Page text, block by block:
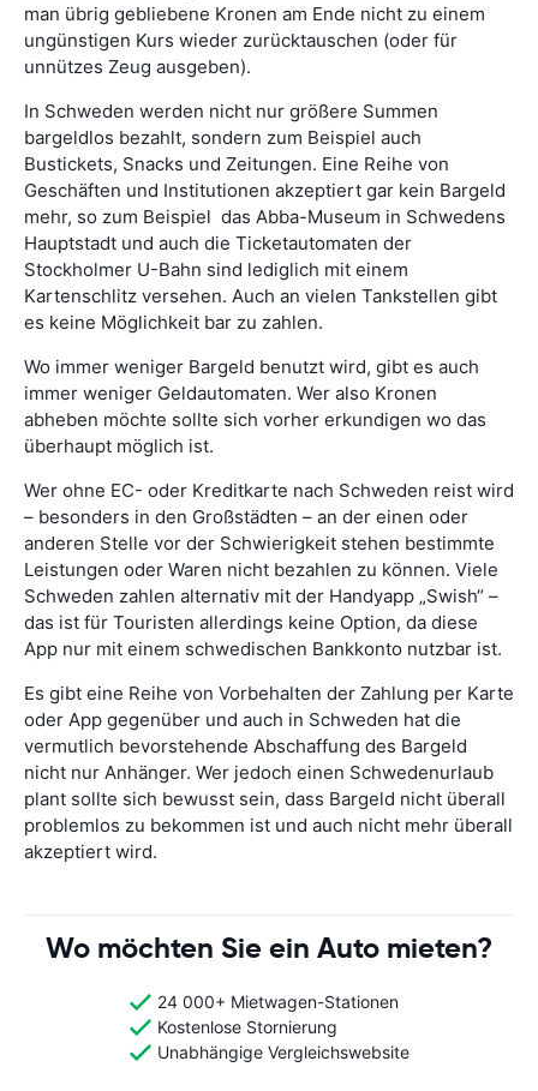
man übrig gebliebene Kronen am Ende nicht zu einem
ungünstigen Kurs wieder zurücktauschen (oder für
unnützes Zeug ausgeben).
In Schweden werden nicht nur größere Summen
bargeldlos bezahlt, sondern zum Beispiel auch
Bustickets, Snacks und Zeitungen. Eine Reihe von
Geschäften und Institutionen akzeptiert gar kein Bargeld
mehr, so zum Beispiel das Abba-Museum in Schwedens
Hauptstadt und auch die Ticketautomaten der
Stockholmer U-Bahn sind lediglich mit einem
Kartenschlitz versehen. Auch an vielen Tankstellen gibt
es keine Möglichkeit bar zu zahlen.
Wo immer weniger Bargeld benutzt wird, gibt es auch
immer weniger Geldautomaten. Wer also Kronen
abheben möchte sollte sich vorher erkundigen wo das
überhaupt möglich ist.
Wer ohne EC- oder Kreditkarte nach Schweden reist wird
– besonders in den Großstädten – an der einen oder
anderen Stelle vor der Schwierigkeit stehen bestimmte
Leistungen oder Waren nicht bezahlen zu können. Viele
Schweden zahlen alternativ mit der Handyapp „Swish“ –
das ist für Touristen allerdings keine Option, da diese
App nur mit einem schwedischen Bankkonto nutzbar ist.
Es gibt eine Reihe von Vorbehalten der Zahlung per Karte
oder App gegenüber und auch in Schweden hat die
vermutlich bevorstehende Abschaffung des Bargeld
nicht nur Anhänger. Wer jedoch einen Schwedenurlaub
plant sollte sich bewusst sein, dass Bargeld nicht überall
problemlos zu bekommen ist und auch nicht mehr überall
akzeptiert wird.
Wo möchten Sie ein Auto mieten?
24 000+ Mietwagen-Stationen
Kostenlose Stornierung
Unabhängige Vergleichswebsite